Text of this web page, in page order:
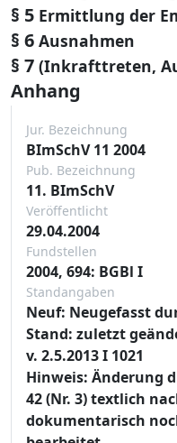
§ 5 Ermittlung der
§ 6 Ausnahmen
§ 7 (Inkrafttreten,
Anhang
Jur. Bezeichnung
BImSchV 11 2004
Pub. Bezeichnung
11. BImSchV
Veröffentlicht
29.04.2004
Fundstellen
2004, 694: BGBl I
Standangaben
Neuf: Neugefasst
Stand: zuletzt
v. 2.5.2013 I 1021
Hinweis: Änderung
42 (Nr. 3) textlich
dokumentarisch